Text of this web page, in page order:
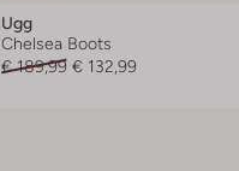
Ugg
Chelsea Boots
€ 189,99 € 132,99